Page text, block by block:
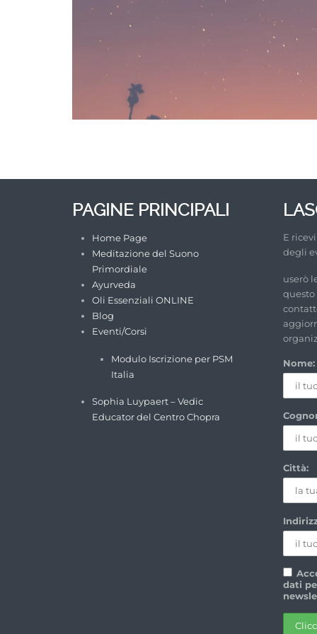
PAGINE PRINCIPALI
Home Page
Meditazione del Suono
Primordiale
Ayurveda
Oli Essenziali ONLINE
Blog
Eventi/Corsi
Modulo Iscrizione per PSM
Italia
Sophia Luypaert – Vedic
Educator del Centro Chopra
E
degli
userò
Nome:
Città:
dati